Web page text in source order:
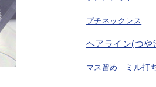
プチネックレス
ヘアライン(つや
マス留め ミル打